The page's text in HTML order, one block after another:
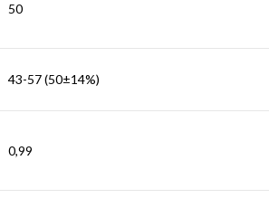
50
43-57 (50±14%)
0,99